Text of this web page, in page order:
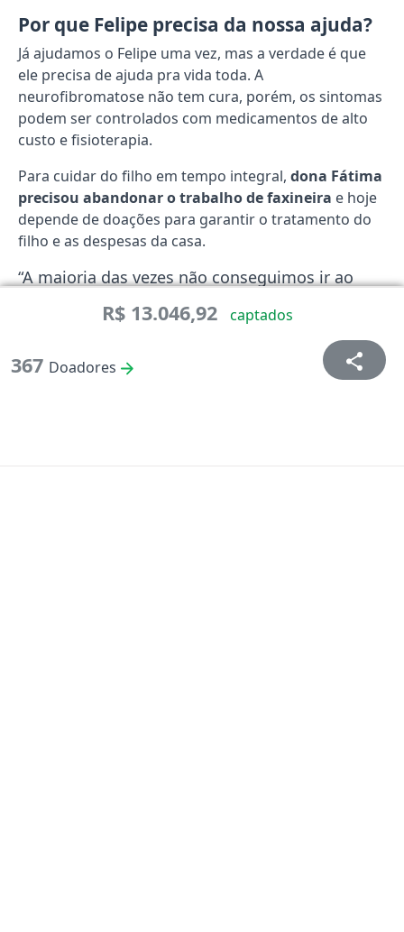
Por que Felipe precisa da nossa ajuda?
Já ajudamos o Felipe uma vez, mas a verdade é que
ele precisa de ajuda pra vida toda. A
neurofibromatose não tem cura, porém, os sintomas
podem ser controlados com medicamentos de alto
custo e fisioterapia.
Para cuidar do filho em tempo integral, dona Fátima
precisou abandonar o trabalho de faxineira e hoje
depende de doações para garantir o tratamento do
filho e as despesas da casa.
“A maioria das vezes não conseguimos ir ao
ninguém para me ajudar a carregar ele.
também não ando bem, porque sou eu
sozinha para tudo, e estou com dores fortes
R$ 13.046,92 captados
367 Doadores